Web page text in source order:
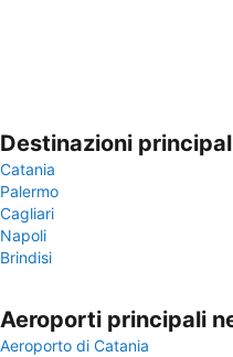
Destinazioni
Catania
Palermo
Cagliari
Napoli
Brindisi
Aeroporti principali
Aeroporto di Catania